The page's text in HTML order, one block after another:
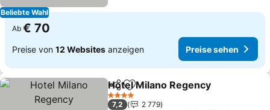
Beliebte Wahl
Ab € 70
Preise von 12 Websites anzeigen Preise sehen
TeilenZu Favoriten hinzufügen
Hotel Milano Regency
4 Sterne
7,2
2 779